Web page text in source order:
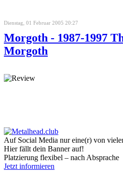
Dienstag, 01 Februar 2005 20:27
Morgoth - 1987-1997
Morgoth
Auf Social Media nur eine(r) von
Hier fällt dein Banner auf!
Platzierung flexibel – nach Absprache
Jetzt informieren